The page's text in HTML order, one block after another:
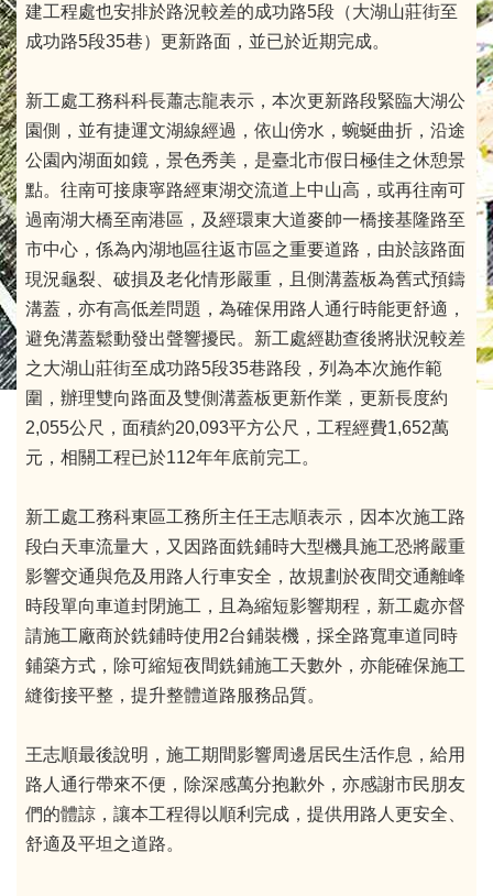
建工程處也安排於路況較差的成功路5段（大湖山莊街至
成功路5段35巷）更新路面，並已於近期完成。
新工處工務科科長蕭志龍表示，本次更新路段緊臨大湖公
園側，並有捷運文湖線經過，依山傍水，蜿蜒曲折，沿途
公園內湖面如鏡，景色秀美，是臺北市假日極佳之休憩景
點。往南可接康寧路經東湖交流道上中山高，或再往南可
過南湖大橋至南港區，及經環東大道麥帥一橋接基隆路至
市中心，係為內湖地區往返市區之重要道路，由於該路面
現況龜裂、破損及老化情形嚴重，且側溝蓋板為舊式預鑄
溝蓋，亦有高低差問題，為確保用路人通行時能更舒適，
避免溝蓋鬆動發出聲響擾民。新工處經勘查後將狀況較差
之大湖山莊街至成功路5段35巷路段，列為本次施作範
圍，辦理雙向路面及雙側溝蓋板更新作業，更新長度約
2,055公尺，面積約20,093平方公尺，工程經費1,652萬
元，相關工程已於112年年底前完工。
新工處工務科東區工務所主任王志順表示，因本次施工路
段白天車流量大，又因路面銑鋪時大型機具施工恐將嚴重
影響交通與危及用路人行車安全，故規劃於夜間交通離峰
時段單向車道封閉施工，且為縮短影響期程，新工處亦督
請施工廠商於銑鋪時使用2台鋪裝機，採全路寬車道同時
鋪築方式，除可縮短夜間銑鋪施工天數外，亦能確保施工
縫銜接平整，提升整體道路服務品質。
王志順最後說明，施工期間影響周邊居民生活作息，給用
路人通行帶來不便，除深感萬分抱歉外，亦感謝市民朋友
們的體諒，讓本工程得以順利完成，提供用路人更安全、
舒適及平坦之道路。